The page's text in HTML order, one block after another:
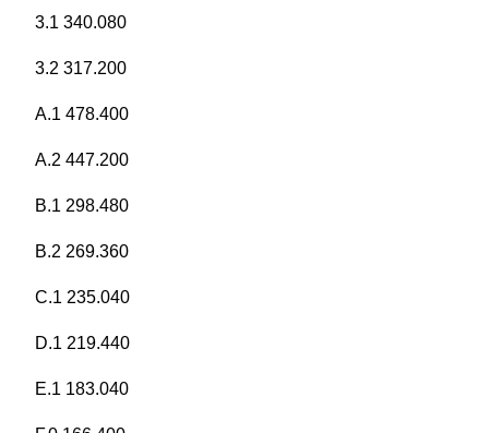
3.1 340.080
3.2 317.200
A.1 478.400
A.2 447.200
B.1 298.480
B.2 269.360
C.1 235.040
D.1 219.440
E.1 183.040